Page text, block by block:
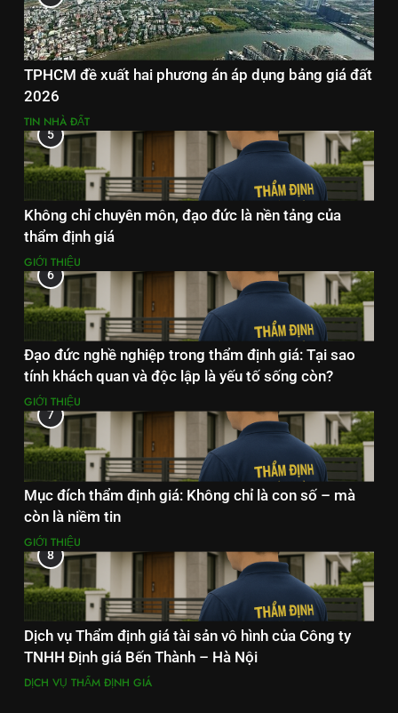
TPHCM đề xuất hai phương án áp dụng bảng giá đất
2026
TIN NHÀ ĐẤT
5
Không chỉ chuyên môn, đạo đức là nền tảng của
thẩm định giá
GIỚI THIỆU
6
Đạo đức nghề nghiệp trong thẩm định giá: Tại sao
tính khách quan và độc lập là yếu tố sống còn?
GIỚI THIỆU
7
Mục đích thẩm định giá: Không chỉ là con số – mà
còn là niềm tin
GIỚI THIỆU
8
Dịch vụ Thẩm định giá tài sản vô hình của Công ty
TNHH Định giá Bến Thành – Hà Nội
DỊCH VỤ THẨM ĐỊNH GIÁ